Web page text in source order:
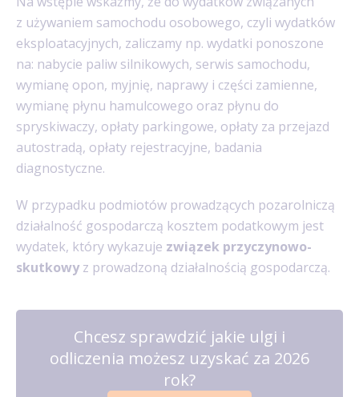
z używaniem samochodu osobowego, czyli wydatków
eksploatacyjnych, zaliczamy np. wydatki ponoszone
na: nabycie paliw silnikowych, serwis samochodu,
wymianę opon, myjnię, naprawy i części zamienne,
wymianę płynu hamulcowego oraz płynu do
spryskiwaczy, opłaty parkingowe, opłaty za przejazd
autostradą, opłaty rejestracyjne, badania
diagnostyczne.
W przypadku podmiotów prowadzących pozarolniczą
działalność gospodarczą kosztem podatkowym jest
wydatek, który wykazuje związek przyczynowo-
skutkowyz prowadzoną działalnością gospodarczą.
Chcesz sprawdzić jakie ulgi i
odliczenia możesz uzyskać za 2026
rok?